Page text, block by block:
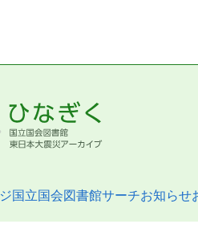
国立国会図書館サーチお知らせ